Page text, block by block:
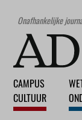
Onafhankelijke
CAMPUS
CULTUUR